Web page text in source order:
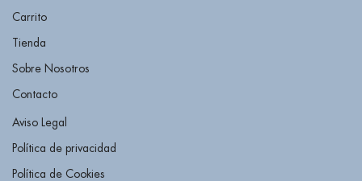
Carrito
Tienda
Sobre Nosotros
Contacto
Aviso Legal
Política de privacidad
Política de Cookies